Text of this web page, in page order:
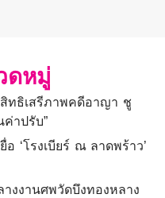
ดหมู่
ทธิเสรีภาพคดีอาญา ชู
าปรับ”
อ ‘โรงเบียร์ ณ ลาดพร้าว’
งงานศพวัดบึงทองหลาง